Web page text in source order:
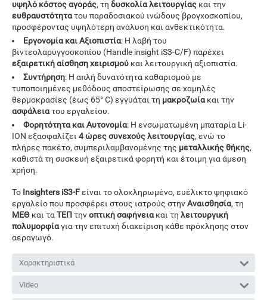
υψηλό κόστος αγοράς, τη δυσκολία λειτουργίας και την
ευθραυστότητατου παραδοσιακού ινώδους βρογχοσκοπίου,
προσφέροντας υψηλότερη ανάλυση και ανθεκτικότητα.
Εργονομία και Αξιοπιστία: Η λαβή του
βιντεολαρυγγοσκοπίου (Handle insight iS3-C/F) παρέχει
εξαιρετική αίσθηση χειρισμού και λειτουργική αξιοπιστία.
Συντήρηση: Η απλή δυνατότητα καθαρισμού με
τυποποιημένες μεθόδους αποστείρωσης σε χαμηλές
θερμοκρασίες (έως 65° C) εγγυάται τη μακροζωίακαι την
ασφάλειατου εργαλείου.
Φορητότητα και Αυτονομία: Η ενσωματωμένη μπαταρία Li-
ION εξασφαλίζει 4 ώρες συνεχούς λειτουργίας, ενώ το
πλήρες πακέτο, συμπεριλαμβανομένης της μεταλλικής θήκης,
καθιστά τη συσκευή εξαιρετικά φορητή και έτοιμη για άμεση
χρήση.
Το Insighters iS3-Fείναι το ολοκληρωμένο, ευέλικτο ψηφιακό
εργαλείο που προσφέρει στους ιατρούς στηνΑναισθησία, τη
ΜΕΘ και ταΤΕΠτηνοπτική σαφήνειακαι τη λειτουργική
πολυμορφίαγια την επιτυχή διαχείριση κάθε πρόκλησης στον
αεραγωγό.
Χαρακτηριστικά
Video